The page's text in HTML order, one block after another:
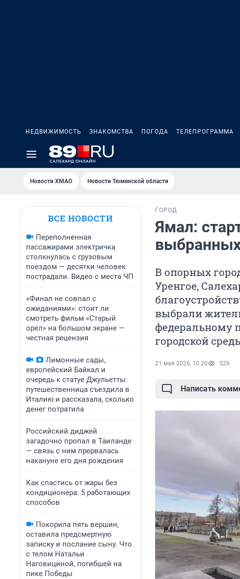
НЕДВИЖИМОСТЬ ЗНАКОМСТВА ПОГОДА ТЕЛЕПРОГРАММА
Новости ХМАО Новости Тюменской области
ВСЕ НОВОСТИ
Переполненная
пассажирами электричка
столкнулась с грузовым
поездом — десятки человек
пострадали. Видео с места ЧП
«Финал не совпал с
ожиданиями»: стоит ли
смотреть фильм «Старый
орел» на большом экране —
честная рецензия
Лимонные сады,
европейский Байкал и
очередь к статуе Джульетты:
путешественница съездила в
Италию и рассказала, сколько
денег потратила
Российский диджей
загадочно пропал в Таиланде
— связь с ним прервалась
накануне его дня рождения
Как спастись от жары без
кондиционера: 5 работающих
способов
Покорила пять вершин,
оставила предсмертную
записку и послание сыну. Что
с телом Натальи
Наговициной, погибшей на
пике Победы
ГОРОД
Ямал:
В опорных
Уренгое,
выбрали
федеральному
городской
21 мая 2026, 10:20 526
Написать